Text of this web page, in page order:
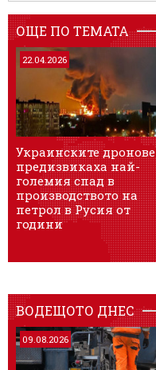
ОЩЕ ПО ТЕМАТА
22.04.2026
Украинските дронове
предизвикаха най-
големия спад в
производството на
петрол в Русия от
години
ВОДЕЩОТО ДНЕС
09.08.2026